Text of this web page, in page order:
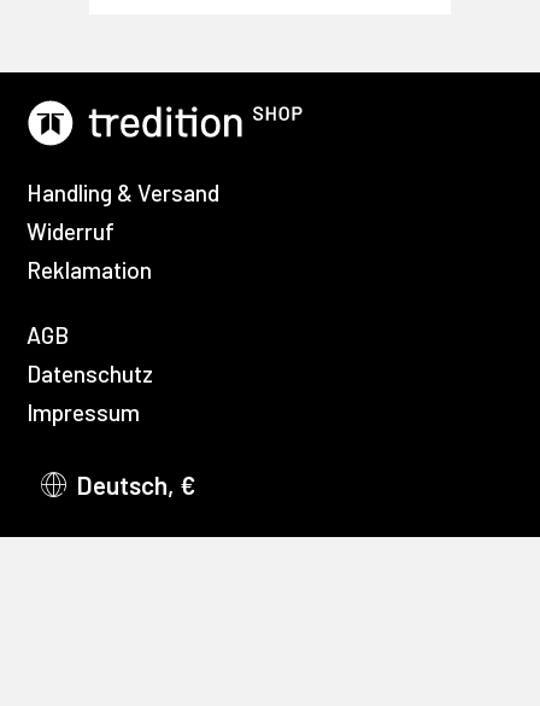
Handling & Versand
Widerruf
Reklamation
AGB
Datenschutz
Impressum
Deutsch, €